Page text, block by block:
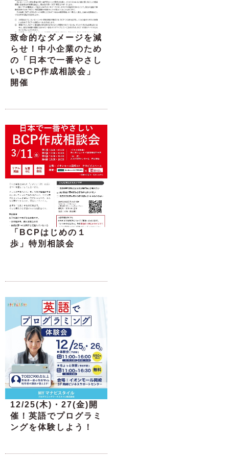
致命的なダメージを減
らせ！中小企業のため
の「日本で一番やさし
いBCP作成相談会」
開催
「BCPはじめの１
歩」特別相談会
12/25(木)・27(金)開
催！英語でプログラミ
ングを体験しよう！